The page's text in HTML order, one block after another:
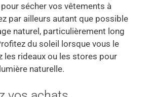
sécher vos vêtements à
par ailleurs autant que possible
naturel, particulièrement long
du soleil lorsque vous le
les rideaux ou les stores pour
naturelle.